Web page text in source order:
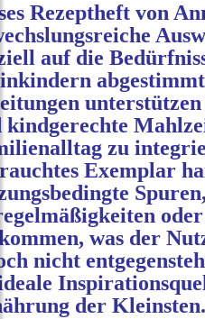
Rezeptheft von
auf die
kindgerechte
zu
Exemplar
was der
nicht
der Kleinsten.